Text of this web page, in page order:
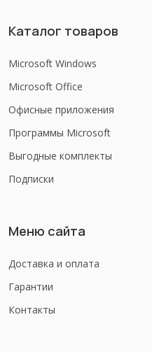
Каталог товаров
Microsoft Windows
Microsoft Office
Офисные приложения
Программы Microsoft
Выгодные комплекты
Подписки
Меню сайта
Доставка и оплата
Гарантии
Контакты